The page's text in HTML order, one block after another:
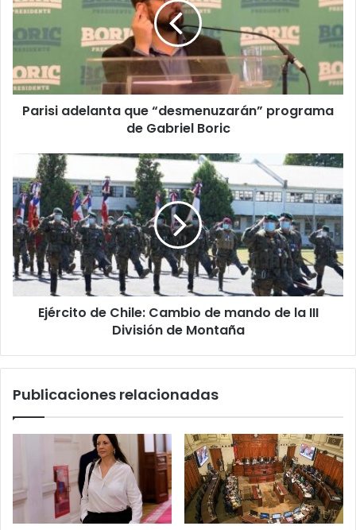
“desmenuzarán”
programa
de
Boric
Parisi adelanta que “desmenuzarán” programa
de Gabriel Boric
Ejército
de
Chile:
Cambio
de
mando
de
la
III
DivisiónEjército de Chile: Cambio de mando de la III
División de Montaña
Publicaciones relacionadas